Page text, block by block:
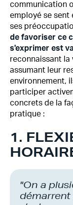
communication
employé se sent
ses
de favoriser ce
s'exprimer est
reconnaissant
assumant leur
environnement,
participer
concrets de la
pratique :
1.
"On a
démarrent